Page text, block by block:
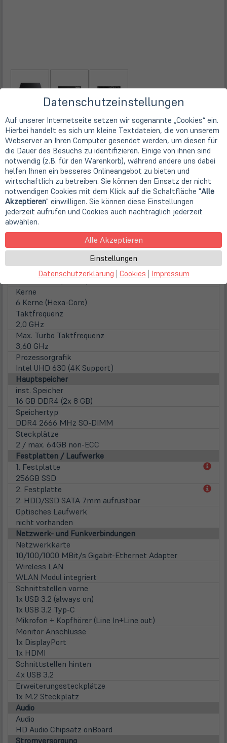
Technische Daten
Hersteller
Lenovo
Gerätetyp
Desktop PC
Bauform
Mini / Tiny / Nano
Prozessor
Intel Core i5-10400T (6x 2,0 GHz / 12MB Smart Cache
Familie
Intel Core i5 (Gen 10)
Kerne
6 Kerne (Hexa-Core)
Taktfrequenz
2,0 GHz
Max. Turbo Taktfrequenz
3,60 GHz
Prozessorgrafik
Intel UHD 630 (4K Support)
Hauptspeicher
inst. Speicher
16 GB DDR4 (2x 8 GB)
Speichertyp
DDR4 2666 MHz SO-DIMM
Steckplätze
2 / max. 64GB non-ECC
Festplatten / Laufwerke
1. Festplatte
256GB SSD
2. Festplatte
2. HDD/SSD SATA 7mm aufrüstbar
Optisches Laufwerk
nicht vorhanden
Netzwerk- und Funkverbindungen
Netzwerkkarte
10/100/1000 MBit/s Gigabit-Ethernet Adapter
Wireless LAN
WLAN Modul integriert
Schnittstellen vorne
1x USB 3.2 (always on)
1x USB 3.2 Typ-C
Mikrofon + Kopfhörer (Line In+Line out)
Monitor Anschlüsse
1x DisplayPort
1x HDMI
Schnittstellen hinten
4x USB 3.2
Erweiterungssteckplätze
1x M.2 Steckplatz
Audio
Audio
HD Audio Chipsatz onBoard
Stromversorgung
Datenschutzeinstellungen
Auf unserer Internetseite setzen wir sogenannte „Cookies“ ein.
Hierbei handelt es sich um kleine Textdateien, die von unserem
Webserver an Ihren Computer gesendet werden, um diesen für
die Dauer des Besuchs zu identifizieren. Einige von ihnen sind
notwendig (z.B. für den Warenkorb), während andere uns dabei
helfen Ihnen ein besseres Onlineangebot zu bieten und
wirtschaftlich zu betreiben. Sie können den Einsatz der nicht
notwendigen Cookies mit dem Klick auf die Schaltfläche "Alle
Akzeptieren" einwilligen. Sie können diese Einstellungen
jederzeit aufrufen und Cookies auch nachträglich jederzeit
abwählen.
Alle Akzeptieren
Einstellungen
Datenschutzerklärung | Cookies | Impressum